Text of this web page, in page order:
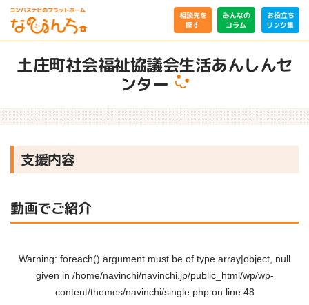
相談先を
探す
みんなの
コラム
お役立ち
リンク集
土庄町社会福祉協議会生活あんしんセ
ンター
支援内容
動画でご紹介
Warning: foreach() argument must be of type array|object, null
given in /home/navinchi/navinchi.jp/public_html/wp/wp-
content/themes/navinchi/single.phpon line 48